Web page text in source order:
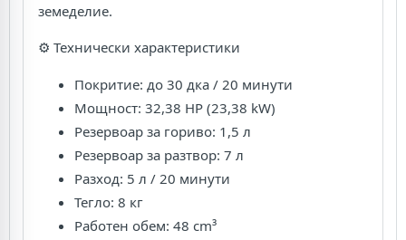
земеделие.
⚙️ Технически характеристики
Покритие: до 30 дка / 20 минути
Мощност: 32,38 HP (23,38 kW)
Резервоар за гориво: 1,5 л
Резервоар за разтвор: 7 л
Разход: 5 л / 20 минути
Тегло: 8 кг
Работен обем: 48 cm³